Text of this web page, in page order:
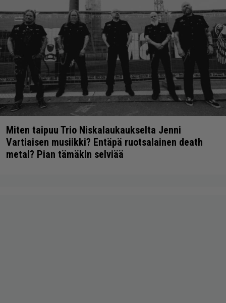
Miten taipuu Trio Niskalaukaukselta Jenni
Vartiaisen musiikki? Entäpä ruotsalainen death
metal? Pian tämäkin selviää